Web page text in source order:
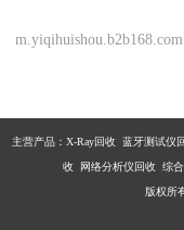
m.yiqihuishou.b2b168.com
主营产品：X-Ray回收 蓝牙测试
收 网络分析仪回收 综合
版权所